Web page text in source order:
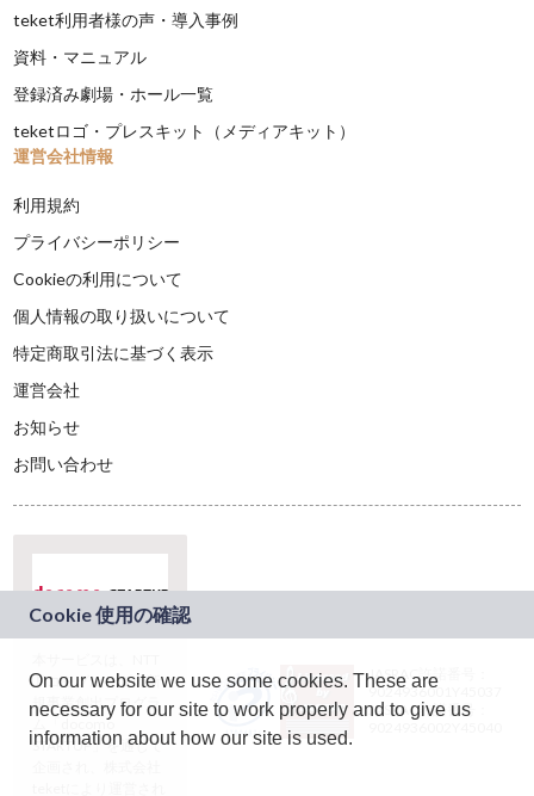
teket利用者様の声・導入事例
資料・マニュアル
登録済み劇場・ホール一覧
teketロゴ・プレスキット（メディアキット）
運営会社情報
利用規約
プライバシーポリシー
Cookieの利用について
個人情報の取り扱いについて
特定商取引法に基づく表示
運営会社
お知らせ
お問い合わせ
ドコモグループの新
規事業創出プログラ
ム「docomo
STARTUP」を通じて
JASRAC許諾番号：
9024936001Y45037
JASRAC許諾番号：
On our website we use some cookies. These are
necessary for our site to work properly and to give us
information about how our site is used.